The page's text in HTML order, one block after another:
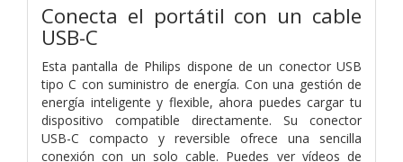
Conecta el portátil con un cable
USB-C
Esta pantalla de Philips dispone de un conector USB
tipo C con suministro de energía. Con una gestión de
energía inteligente y flexible, ahora puedes cargar tu
dispositivo compatible directamente. Su conector
USB-C compacto y reversible ofrece una sencilla
conexión con un solo cable. Puedes ver vídeos de